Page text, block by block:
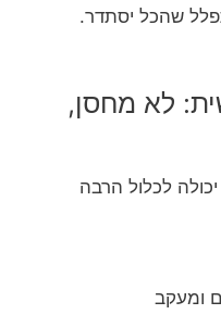
שהכל יסתדר.
לא מחסן,
לכלול הרבה
ומעקב